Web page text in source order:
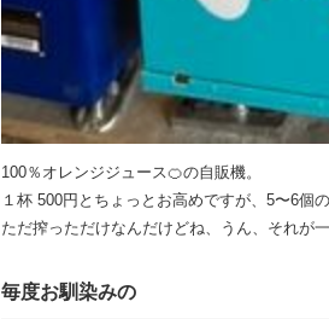
100％オレンジジュース🍊の自販機。
１杯 500円とちょっとお高めですが、5〜6個
ただ搾っただけなんだけどね、うん、それが一
毎度お馴染みの